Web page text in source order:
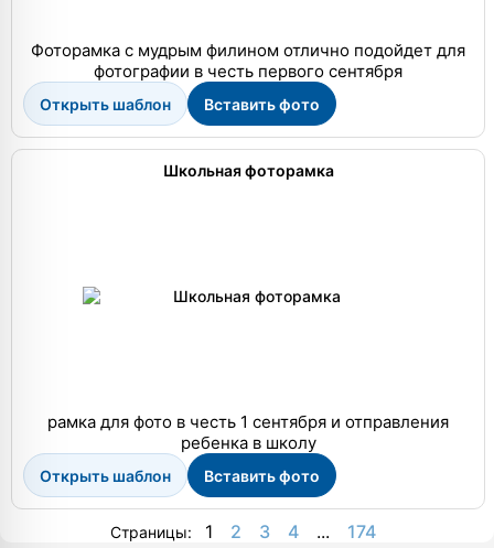
Фоторамка с мудрым филином отлично подойдет для
фотографии в честь первого сентября
Открыть шаблон Вставить фото
Школьная фоторамка
рамка для фото в честь 1 сентября и отправления
ребенка в школу
Открыть шаблон Вставить фото
Страницы: 1 2 3 4 ... 174